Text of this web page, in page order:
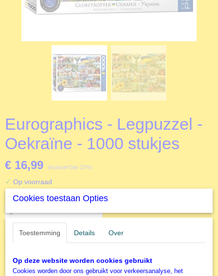
Eurographics - Legpuzzel -
Oekraïne - 1000 stukjes
€ 16,99 (inclusief btw 21%)
✓ Op voorraad
Aantal
IN WINKELWAGEN
Cookies toestaan Opties
Toestemming Details Over
Op deze website worden cookies gebruikt
Cookies worden door ons gebruikt voor verkeersanalyse, het